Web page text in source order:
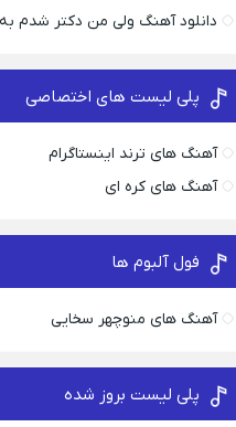
دانلود آهنگ ولی من دکتر شدم
پلی لیست های اختصاصی
آهنگ های ترند اینستاگرام
آهنگ های کره ای
فول آلبوم ها
آهنگ های منوچهر سخایی
پلی لیست بروز شده